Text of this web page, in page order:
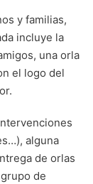
y familias,
incluye la
una orla
el logo del
alguna
de orlas
de